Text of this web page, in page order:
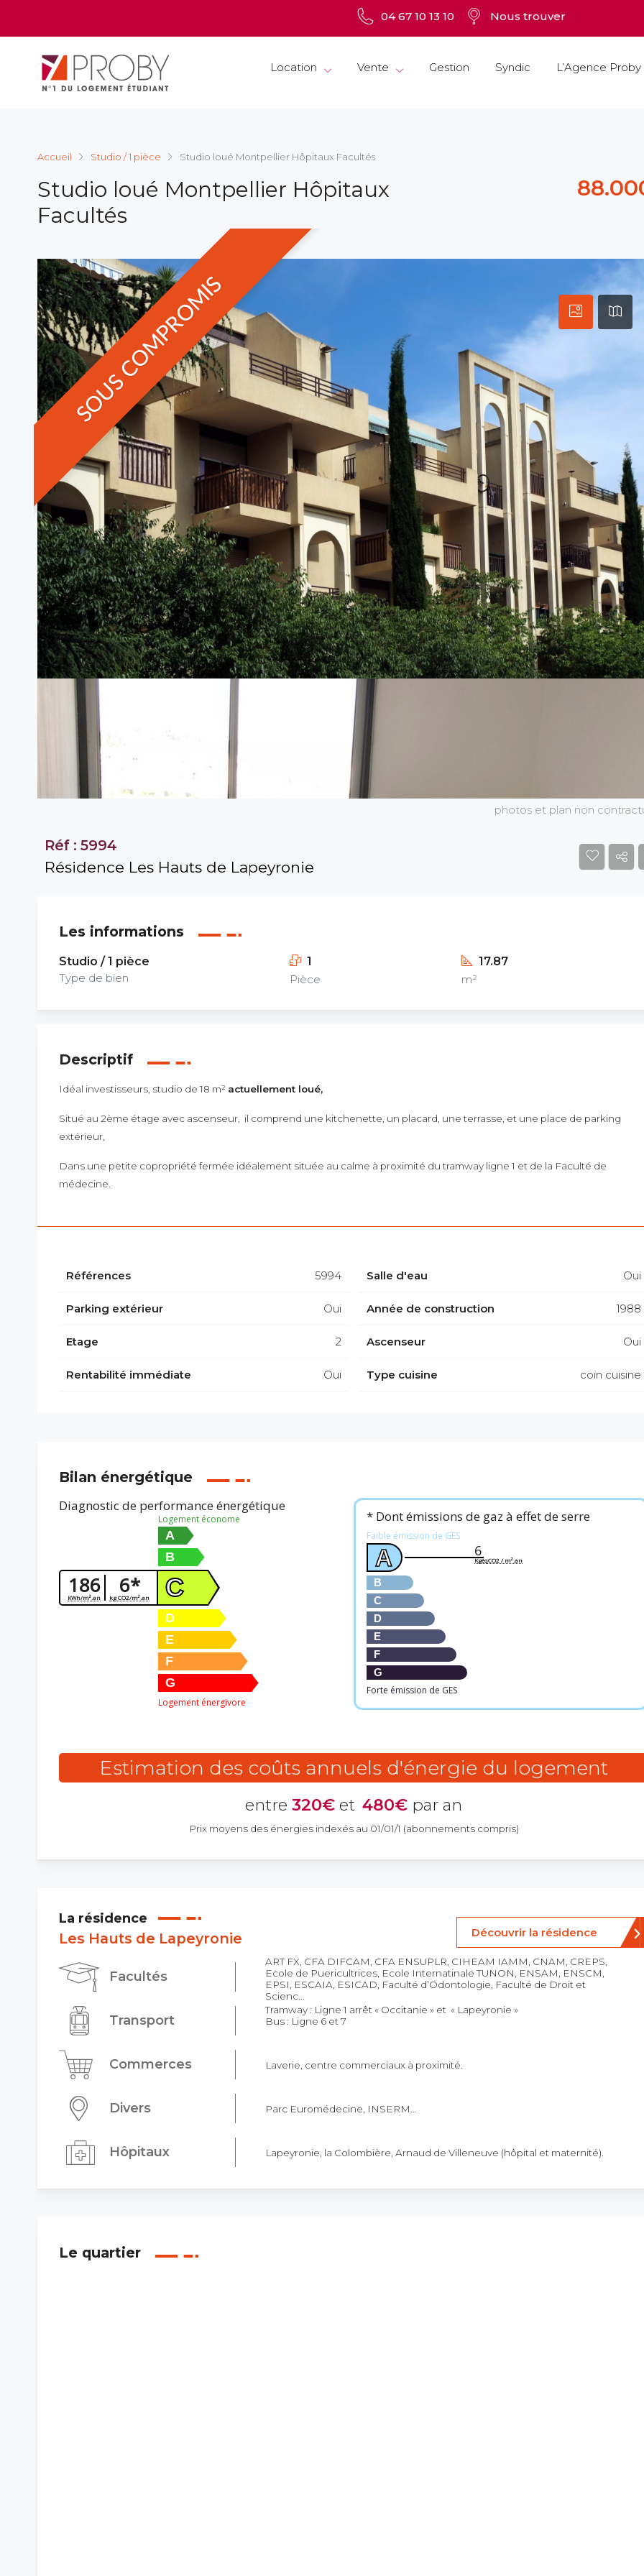
04 67 10 13 10 Nous trouver
Location Vente Gestion Syndic L’Agence Proby
SOUS COMPROMIS
Accueil Studio / 1 pièce Studio loué Montpellier Hôpitaux Facultés
Studio loué Montpellier Hôpitaux
Facultés
photos et plan non
Réf : 5994
Résidence Les Hauts de Lapeyronie
Les informations
Studio / 1 pièce
Type de bien
1
Pièce
17.87
m²
Descriptif
Idéal investisseurs, studio de 18 m² actuellement loué,
Situé au 2ème étage avec ascenseur, il comprend une kitchenette, un placard, une terrasse, et une place de parking
extérieur,
Dans une petite copropriété fermée idéalement située au calme à proximité du tramway ligne 1 et de la Faculté de
médecine.
Références 5994
Parking extérieur Oui
Etage 2
Rentabilité immédiate Oui
Salle d'eau Oui
Année de construction 1988
Ascenseur Oui
Type cuisine coin cuisine
Bilan énergétique
Diagnostic de performance énergétique
186
KWh/m².an 6*
kg CO2/m².an
Logement économe
A
B
C
D
E
F
G
Logement énergivore
* Dont émissions de gaz à effet de serre
Faible émission de GES
A
B
C
D
E
F
G
Forte émission de GES
6
KgéqCO2 / m².an
Estimation des coûts annuels d'énergie du logement
entre 320€ et 480€ par an
Prix moyens des énergies indexés au 01/01/1 (abonnements compris)
La résidence
Les Hauts de Lapeyronie Découvrir la résidence
Facultés
ART FX, CFA DIFCAM, CFA ENSUPLR, CIHEAM IAMM, CNAM, CREPS,
Ecole de Puericultrices, Ecole Internatinale TUNON, ENSAM, ENSCM,
EPSI, ESCAIA, ESICAD, Faculté d’Odontologie, Faculté de Droit et
Scienc...
Transport
Tramway : Ligne 1 arrêt « Occitanie » et « Lapeyronie »
Bus : Ligne 6 et 7
Commerces Laverie, centre commerciaux à proximité.
Divers Parc Euromédecine, INSERM…
Hôpitaux Lapeyronie, la Colombière, Arnaud de Villeneuve (hôpital et maternité).
Le quartier